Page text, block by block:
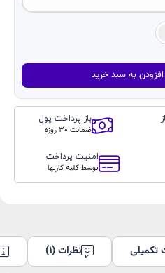
افزودن به سبد خرید
باز پرداخت پول
ضمانت 30 روزه
امنیت پرداخت
توسط کلیه کارتها
تکمیلی نظرات (1)